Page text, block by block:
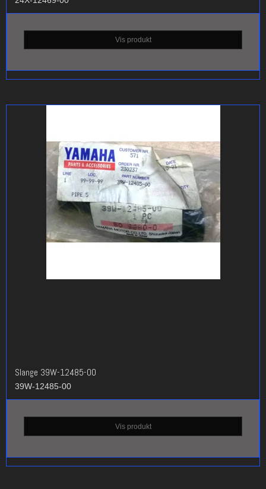
Vis produkt
Slange 39W-12485-00
39W-12485-00
Vis produkt